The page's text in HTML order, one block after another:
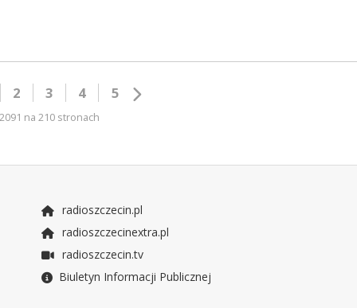
2 3 4 5
2091 na 210 stronach
radioszczecin.pl
radioszczecinextra.pl
radioszczecin.tv
Biuletyn Informacji Publicznej